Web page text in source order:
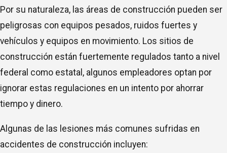
Por su naturaleza, las áreas de construcción pueden ser
peligrosas con equipos pesados, ruidos fuertes y
vehículos y equipos en movimiento. Los sitios de
construcción están fuertemente regulados tanto a nivel
federal como estatal, algunos empleadores optan por
ignorar estas regulaciones en un intento por ahorrar
tiempo y dinero.
Algunas de las lesiones más comunes sufridas en
accidentes de construcción incluyen: